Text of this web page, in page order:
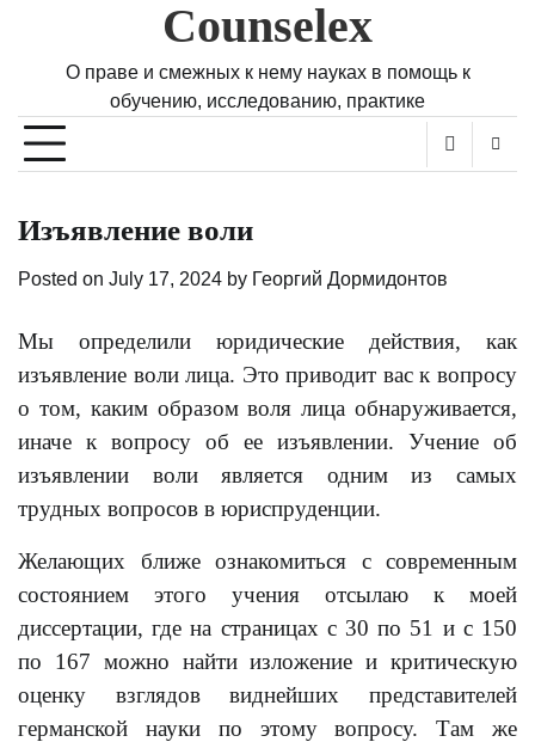
Counselex
О праве и смежных к нему науках в помощь к
обучению, исследованию, практике
Изъявление воли
Posted on July 17, 2024 by Георгий Дормидонтов
Мы определили юридические действия, как
изъявление воли лица. Это приводит вас к вопросу
о том, каким образом воля лица обнаруживается,
иначе к вопросу об ее изъявлении. Учение об
изъявлении воли является одним из самых
трудных вопросов в юриспруденции.
Желающих ближе ознакомиться с современным
состоянием этого учения отсылаю к моей
диссертации, где на страницах с 30 по 51 и с 150
по 167 можно найти изложение и критическую
оценку взглядов виднейших представителей
германской науки по этому вопросу. Там же